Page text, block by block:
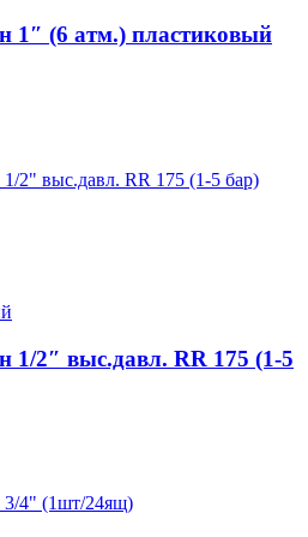
1″ (6 атм.) пластиковый
2″ выс.давл. RR 175 (1-5